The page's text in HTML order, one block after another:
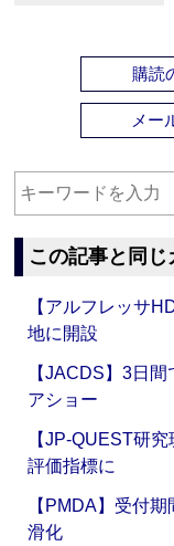
購読
メー
この記事と同
【アルフレッサ
地に開設
【JACDS】3日
アショー
【JP-QUEST研
評価指標に
【PMDA】受付
滑化